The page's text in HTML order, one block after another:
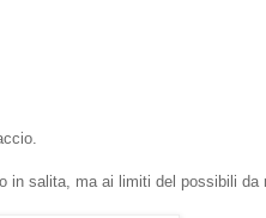
in salita, ma ai limiti del possibili da